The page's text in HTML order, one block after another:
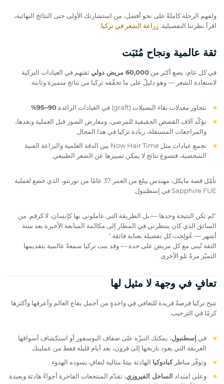
ولفهم الرحلة كاملةً على نحو أفضل، من استشارتك الأولى حتى النتائج النهائية،
اقرأ نظرتنا التفصيلية: زراعة الشعر في تركيا
ثقة عالمية ونجاح مُثبَت
في كل عام، يضع أكثر من 60,000 مريض دولي
ثقتهم في العيادات التركية
لاستعادة الشعر — وهو دليلٌ على ما تحقّقه تركيا من نتائج متميزة وثابتة.
تتجاوز معدلات بقاء البصيلات (graft) في العيادات الرائدة 90–95%
تؤكّد آلاف القصص الحقيقية للمرضى، ومعارض الصور قبل العملية وبعدها،
والمراجعات المستقلة، ريادة تركيا في هذا المجال.
تجمع عيادات مثل Now Hair Time بين الدقة العلمية والبراعة الفنية
الشخصية، فتصوغ نتائج لا يمكن تمييزها عن الشعر الطبيعي.
تأمّل قصة مايكل، مهندس يبلغ من العمر 37 عامًا من تورنتو، الذي خضع لعملية
Sapphire FUE في إسطنبول:
"لم تكن النتيجة وحدها — بل الطريقة التي عاملوني بها كإنسان، لا كرقم. من
السائق الذي كان ينتظرني في المطار إلى مكالمة المتابعة الأخيرة بعد ستة
أشهر — عُولِجت كل تفصيلة بعناية فائقة."
الثقة تُبنى مع كل مريض على حدة — وقد بنت تركيا سمعةً عالمية بتقديمها
التميّز مرةً تلو الأخرى.
تعافٍ في وجهة لا مثيل لها
تتيح تركيا فرصةً فريدة للتعافي في واحدةٍ من أجمل بقاع العالم وأعرقها وأكثرها
كرمًا في الترحيب:
في إسطنبول، يمكنك التنزّه على ضفاف البوسفور أو استكشاف أسواقها
العريقة التي يعود تاريخها إلى قرون، بعد أيام قليلة فقط من عمليتك.
وتوفّر مناظركبادوكيا الهادئة بيئةً مثالية لتعافٍ يسوده الهدوء.
وعلى امتداد الساحل الفيروزي، تقدّم المنتجعات الفاخرة أجواءً هادئة وبعيدة